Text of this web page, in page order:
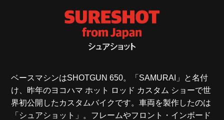
ベースマシンはSHOTGUN 650。「SAMURAI」と名付
け、昨年のヨコハマ ホット ロッド カスタム ショーで世
界初公開したカスタムバイクです。車両を製作したのは
「シュアショット」。フレームやフロント・インボード